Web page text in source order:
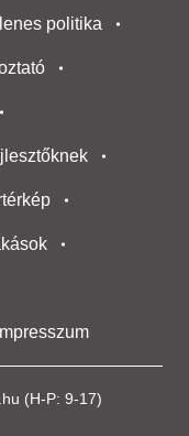
(H-P: 9-17)
politika
Impresszum